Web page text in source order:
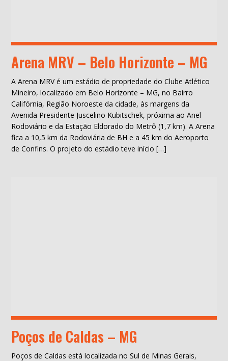
Arena MRV – Belo Horizonte – MG
A Arena MRV é um estádio de propriedade do Clube Atlético
Mineiro, localizado em Belo Horizonte – MG, no Bairro
Califórnia, Região Noroeste da cidade, às margens da
Avenida Presidente Juscelino Kubitschek, próxima ao Anel
Rodoviário e da Estação Eldorado do Metrô (1,7 km). A Arena
fica a 10,5 km da Rodoviária de BH e a 45 km do Aeroporto
de Confins. O projeto do estádio teve início […]
Poços de Caldas – MG
Poços de Caldas está localizada no Sul de Minas Gerais,